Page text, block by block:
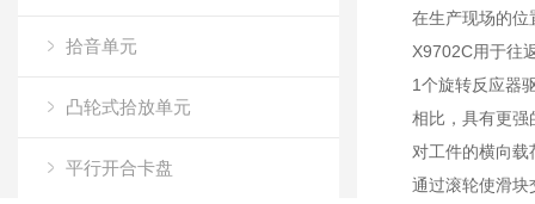
拾音单元
凸轮式拾放单元
平行开合卡盘
在生产现场的位
X9702C用于往
1个旋转反应器
相比，具有更强
对工件的横向载
通过滚轮使滑块